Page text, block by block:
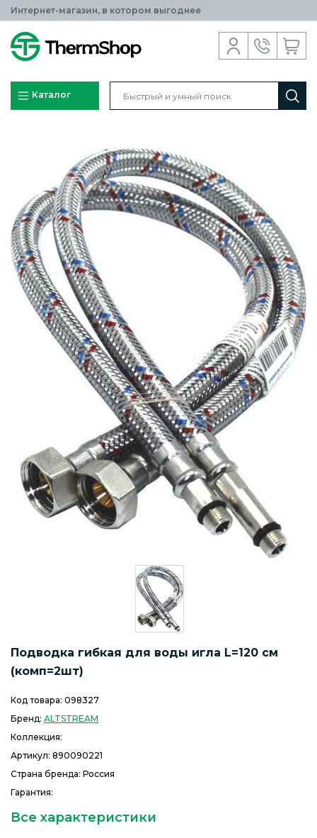
Интернет-магазин, в котором выгоднее
Каталог
Подводка гибкая для воды игла L=120 см
(комп=2шт)
Код товара: 098327
Бренд: ALTSTREAM
Коллекция:
Артикул: 890090221
Страна бренда: Россия
Гарантия:
Все характеристики